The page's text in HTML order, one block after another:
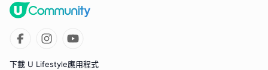
下載 U Lifestyle應用程式